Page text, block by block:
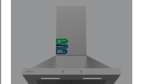
Glasfront, BLDC-Motor,
Handbewegungssteuerung,
Booster-Funktion,
waschbare Filter, inklusive